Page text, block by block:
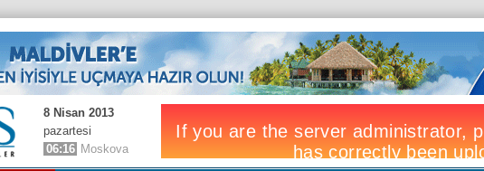
8 Nisan 2013
pazartesi
06:16 Moskova